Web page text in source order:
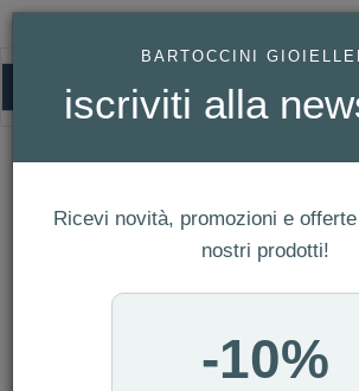
NUMERO ARTICOLI:27
BARTOCCINI
iscriviti alla
Ricevi novità, promozioni e
nostri prodotti!
-10%